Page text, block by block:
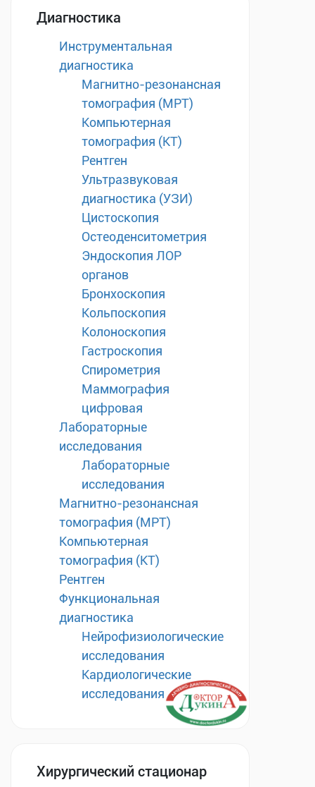
Диагностика
Инструментальная
диагностика
Магнитно-резонансная
томография (МРТ)
Компьютерная
томография (КТ)
Рентген
Ультразвуковая
диагностика (УЗИ)
Цистоскопия
Остеоденситометрия
Эндоскопия ЛОР
органов
Бронхоскопия
Кольпоскопия
Колоноскопия
Гастроскопия
Спирометрия
Маммография
цифровая
Лабораторные
исследования
Лабораторные
исследования
Магнитно-резонансная
томография (МРТ)
Компьютерная
томография (КТ)
Рентген
Функциональная
диагностика
Нейрофизиологические
исследования
Кардиологические
исследования
Хирургический стационар